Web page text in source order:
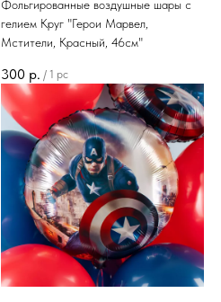
Фольгированные воздушные шары с
гелием Круг "Герои Марвел,
Мстители, Красный, 46см"
300 р. / 1 pc